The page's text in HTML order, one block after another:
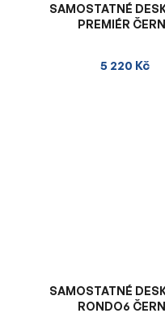
SAMOSTATNÉ
PREMIÉR
5 220 Kč
SAMOSTATNÉ
RONDO6